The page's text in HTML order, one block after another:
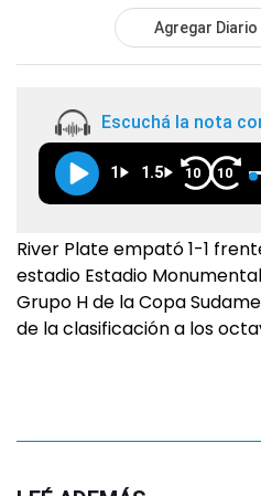
Agregar Diario
Escuchá la nota
1 1.5 10 10
River Plate empató 1-1
estadio Estadio
Grupo H de la Copa
de la clasificación a los